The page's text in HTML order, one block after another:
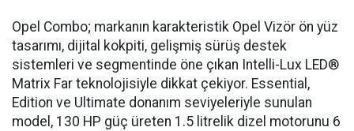
Opel Combo; markanın karakteristik Opel Vizör ön yüz
tasarımı, dijital kokpiti, gelişmiş sürüş destek
sistemleri ve segmentinde öne çıkan Intelli-Lux LED®
Matrix Far teknolojisiyle dikkat çekiyor. Essential,
Edition ve Ultimate donanım seviyeleriyle sunulan
model, 130 HP güç üreten 1.5 litrelik dizel motorunu 6